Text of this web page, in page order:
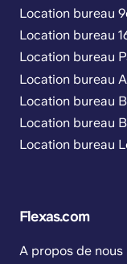
Location bureau
Location bureau
Location bureau
Location bureau
Location bureau
Location bureau
Location bureau
Flexas.com
A propos de nous